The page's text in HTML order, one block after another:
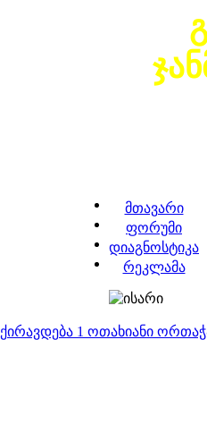
მთავარი
ფორუმი
დიაგნოსტიკა
რეკლამა
ქირავდება 1 ოთახიანი